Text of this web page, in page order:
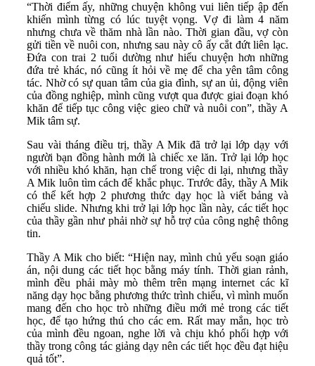
“Thời điểm ấy, những chuyện không vui liên tiếp ập đến
khiến mình từng có lúc tuyệt vọng. Vợ đi làm 4 năm
nhưng chưa về thăm nhà lần nào. Thời gian đầu, vợ còn
gửi tiền về nuôi con, nhưng sau này cô ấy cắt đứt liên lạc.
Đứa con trai 2 tuổi dường như hiểu chuyện hơn những
đứa trẻ khác, nó cũng ít hỏi về mẹ để cha yên tâm công
tác. Nhờ có sự quan tâm của gia đình, sự an ủi, động viên
của đồng nghiệp, mình cũng vượt qua được giai đoạn khó
khăn để tiếp tục công việc gieo chữ và nuôi con”, thầy A
Mik tâm sự.
Sau vài tháng điều trị, thầy A Mik đã trở lại lớp dạy với
người bạn đồng hành mới là chiếc xe lăn. Trở lại lớp học
với nhiều khó khăn, hạn chế trong việc di lại, nhưng thầy
A Mik luôn tìm cách để khắc phục. Trước đây, thầy A Mik
có thể kết hợp 2 phương thức dạy học là viết bảng và
chiếu slide. Nhưng khi trở lại lớp học lần này, các tiết học
của thầy gần như phải nhờ sự hỗ trợ của công nghệ thông
tin.
Thầy A Mik cho biết: “Hiện nay, mình chủ yếu soạn giáo
án, nội dung các tiết học bằng máy tính. Thời gian rảnh,
mình đều phải mày mò thêm trên mạng internet các kĩ
năng dạy học bằng phương thức trình chiếu, vì mình muốn
mang đến cho học trò những điều mới mẻ trong các tiết
học, để tạo hứng thú cho các em. Rất may mắn, học trò
của mình đều ngoan, nghe lời và chịu khó phối hợp với
thầy trong công tác giảng dạy nên các tiết học đều đạt hiệu
quả tốt”.